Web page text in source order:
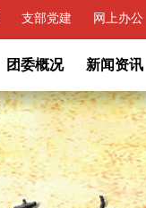
支部党建 网上办公
团委概况 新闻资讯